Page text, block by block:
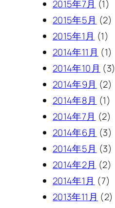
2015年7月 (1)
2015年5月 (2)
2015年1月 (1)
2014年11月 (1)
2014年10月 (3)
2014年9月 (2)
2014年8月 (1)
2014年7月 (2)
2014年6月 (3)
2014年5月 (3)
2014年2月 (2)
2014年1月 (7)
2013年11月 (2)